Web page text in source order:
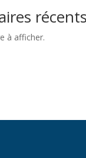
récents
à afficher.